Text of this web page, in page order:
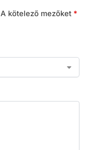
A kötelező mezőket *